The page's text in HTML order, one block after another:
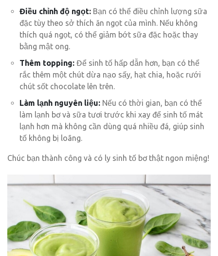
Điều chỉnh độ ngọt: Bạn có thể điều chỉnh lượng sữa
đặc tùy theo sở thích ăn ngọt của mình. Nếu không
thích quá ngọt, có thể giảm bớt sữa đặc hoặc thay
bằng mật ong.
Thêm topping: Để sinh tố hấp dẫn hơn, bạn có thể
rắc thêm một chút dừa nạo sấy, hạt chia, hoặc rưới
chút sốt chocolate lên trên.
Làm lạnh nguyên liệu: Nếu có thời gian, bạn có thể
làm lạnh bơ và sữa tươi trước khi xay để sinh tố mát
lạnh hơn mà không cần dùng quá nhiều đá, giúp sinh
tố không bị loãng.
Chúc bạn thành công và có ly sinh tố bơ thật ngon miệng!